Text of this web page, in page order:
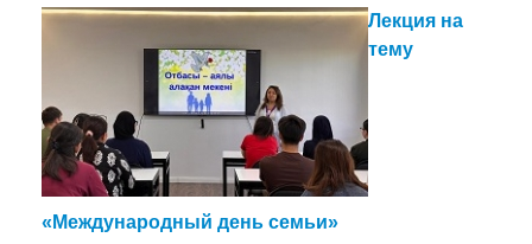
Лекция на
тему
«Международный день семьи»